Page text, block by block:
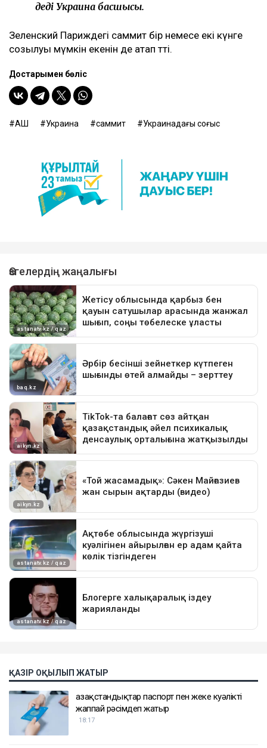
деді Украина басшысы.
Зеленский Париждегі саммит бір немесе екі күнге
созылуы мүмкін екенін де атап өтті.
Достарыңмен бөліс
АҚШ Украина саммит Украинадағы соғыс
ҚАЗІР ОҚЫЛЫП ЖАТЫР
Қазақстандықтар паспорт пен жеке куәлікті
жаппай рәсімдеп жатыр
18:17